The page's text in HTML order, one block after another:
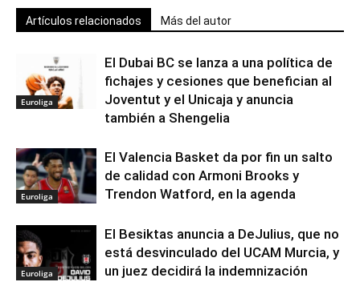
Artículos relacionados Más del autor
Euroliga
El Dubai BC se lanza a una política de
fichajes y cesiones que benefician al
Joventut y el Unicaja y anuncia
también a Shengelia
Euroliga
El Valencia Basket da por fin un salto
de calidad con Armoni Brooks y
Trendon Watford, en la agenda
Euroliga
El Besiktas anuncia a DeJulius, que no
está desvinculado del UCAM Murcia, y
un juez decidirá la indemnización